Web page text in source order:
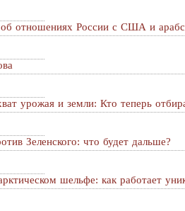
отношениях России с США и
урожая и земли: Кто теперь
Зеленского: что будет дальше?
шельфе: как работает